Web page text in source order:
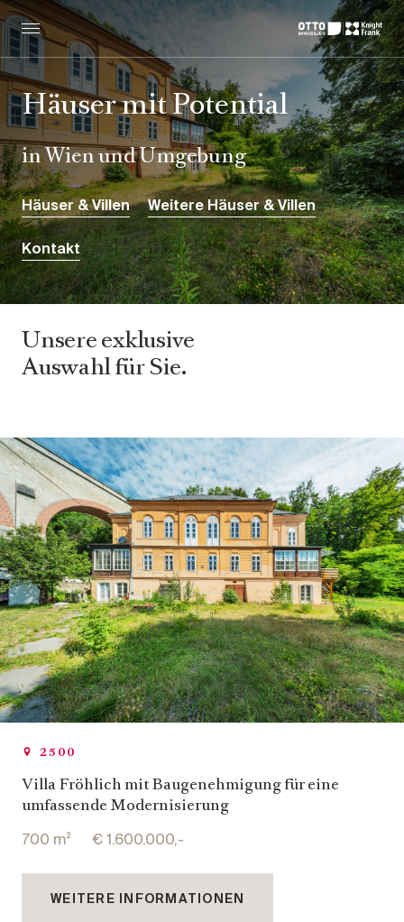
Häuser mit Potential
in Wien und Umgebung
Häuser & Villen Weitere Häuser & Villen
Kontakt
Unsere exklusive
Auswahl für Sie.
2500
Villa Fröhlich mit Baugenehmigung für eine
umfassende Modernisierung
700 m² € 1.600.000,-
WEITERE INFORMATIONEN